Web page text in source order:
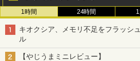
1時間 24時間
キオクシア、メモリ不足をフラッシ
ル
【やじうまミニレビュー】